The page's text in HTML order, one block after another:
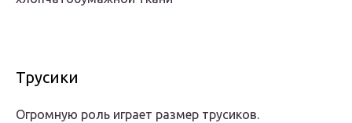
Трусики
Огромную роль играет размер трусиков.